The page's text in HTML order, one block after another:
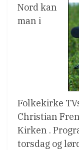
Nord kan
man i
Folkekirke
Christian
Kirken .
torsdag og